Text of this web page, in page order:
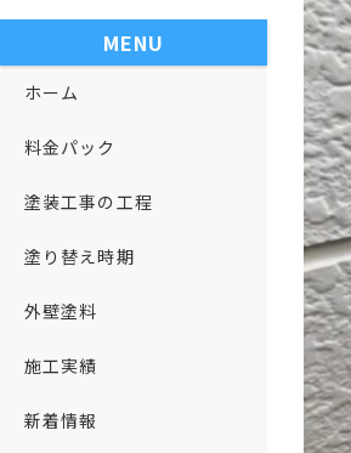
MENU
ホーム
料金パック
塗装工事の工程
塗り替え時期
外壁塗料
施工実績
新着情報